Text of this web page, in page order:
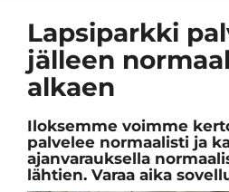
Lapsiparkki
jälleen
alkaen
Iloksemme voimme
palvelee normaalisti ja
ajanvarauksella
lähtien. Varaa aika